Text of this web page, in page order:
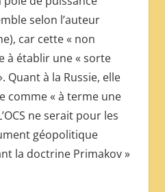
selon l’auteur
car cette « non
à établir une « sorte
Quant à la Russie, elle
comme « à terme une
ne serait pour les
géopolitique
la doctrine Primakov »